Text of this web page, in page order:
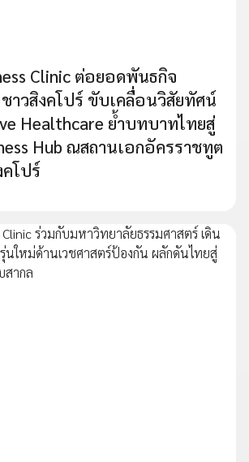
Clinic ต่อยอดพันธกิจ
าวสิงคโปร์ ขับเคลื่อนวิสัยทัศน์
Healthcare ย้ำบทบาทไทยสู่
Hub ณสถานเอกอัครราชทูต
โปร์